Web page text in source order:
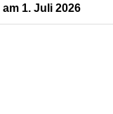
1. Juli 2026